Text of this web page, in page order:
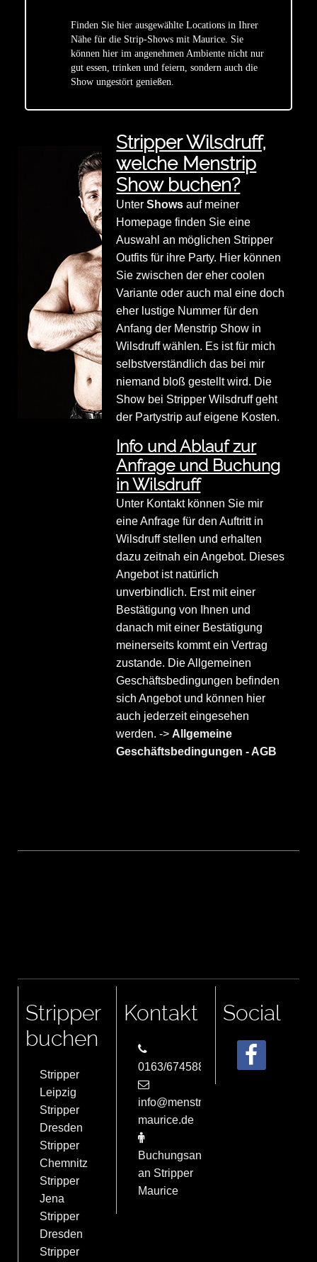
Finden Sie hier ausgewählte Locations in Ihrer
Nähe für die Strip-Shows mit Maurice. Sie
können hier im angenehmen Ambiente nicht nur
gut essen, trinken und feiern, sondern auch die
Show ungestört genießen.
Stripper Wilsdruff,
welche Menstrip
Show buchen?
UnterShows auf meiner
Homepage finden Sie eine
Auswahl an möglichen Stripper
Outfits für ihre Party. Hier können
Sie zwischen der eher coolen
Variante oder auch mal eine doch
eher lustige Nummer für den
Anfang der Menstrip Show in
Wilsdruff wählen. Es ist für mich
selbstverständlich das bei mir
niemand bloß gestellt wird. Die
Show bei Stripper Wilsdruff geht
der Partystrip auf eigene Kosten.
Info und Ablauf zur
Anfrage und Buchung
in Wilsdruff
Unter Kontakt können Sie mir
eine Anfrage für den Auftritt in
Wilsdruff stellen und erhalten
dazu zeitnah ein Angebot. Dieses
Angebot ist natürlich
unverbindlich. Erst mit einer
Bestätigung von Ihnen und
danach mit einer Bestätigung
meinerseits kommt ein Vertrag
zustande. Die Allgemeinen
Geschäftsbedingungen befinden
sich Angebot und können hier
auch jederzeit eingesehen
werden. ->Allgemeine
Geschäftsbedingungen - AGB
Stripper
buchen
Stripper
Leipzig
Stripper
Dresden
Stripper
Chemnitz
Stripper
Jena
Stripper
Dresden
Stripper
Kontakt
0163/6745884
info@menstrip-
maurice.de
Buchungsanfrage
an Stripper
Maurice
Social